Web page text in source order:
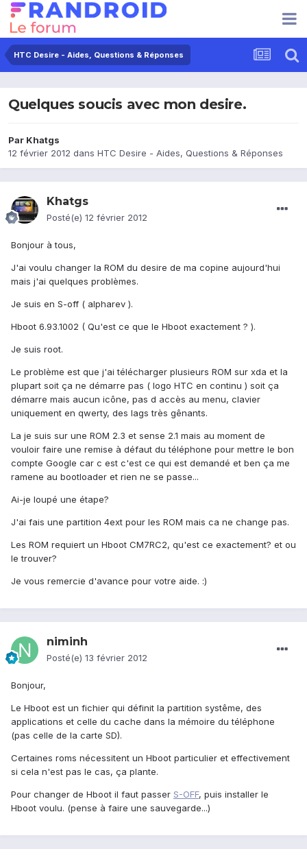
HTC Desire - Aides, Questions & Réponses
Quelques soucis avec mon desire.
Par Khatgs
12 février 2012 dans HTC Desire - Aides, Questions & Réponses
Khatgs
Posté(e) 12 février 2012
Bonjour à tous,
J'ai voulu changer la ROM du desire de ma copine aujourd'hui
mais j'ai quelques problèmes.
Je suis en S-off ( alpharev ).
Hboot 6.93.1002 ( Qu'est ce que le Hboot exactement ? ).
Je suis root.
Le problème est que j'ai télécharger plusieurs ROM sur xda et la
plupart soit ça ne démarre pas ( logo HTC en continu ) soit ça
démarre mais aucun icône, pas d accès au menu, clavier
uniquement en qwerty, des lags très gênants.
La je suis sur une ROM 2.3 et sense 2.1 mais au moment de
vouloir faire une remise à défaut du téléphone pour mettre le bon
compte Google car c est c'est ce qui est demandé et ben ça me
ramene au bootloader et rien ne se passe...
Ai-je loupé une étape?
J'ai fais une partition 4ext pour les ROM mais ca ne change pas.
Les ROM requiert un Hboot CM7RC2, qu'est ce exactement? et ou
le trouver?
Je vous remercie d'avance pour votre aide. :)
niminh
Posté(e) 13 février 2012
Bonjour,
Le Hboot est un fichier qui définit la partition systême, des
applications et celle du cache dans la mémoire du téléphone
(pas celle de la carte SD).
Certaines roms nécessitent un Hboot particulier et effectivement
si cela n'est pas le cas, ça plante.
Pour changer de Hboot il faut passer S-OFF, puis installer le
Hboot voulu. (pense à faire une sauvegarde...)